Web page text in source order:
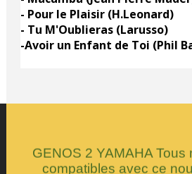
- Pour le Plaisir (H.Leonard)
- Tu M'Oublieras (Larusso)
-Avoir un Enfant de Toi (Phil
GENOS 2 YAMAHA Tous
compatibles avec ce